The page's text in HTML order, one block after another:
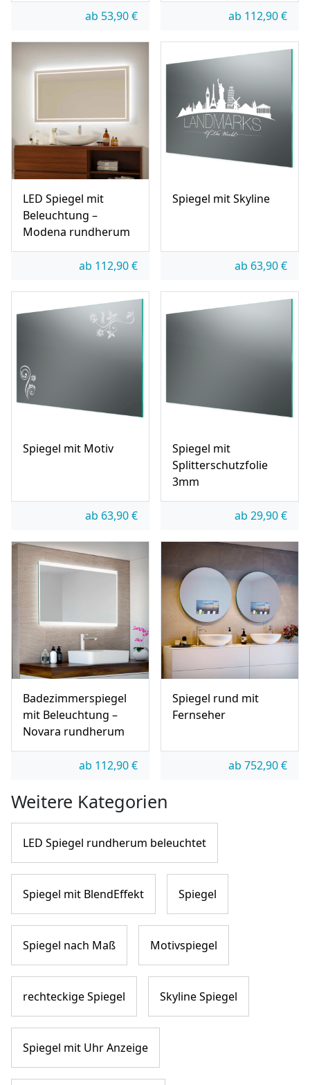
ab 53,90€ ab 112,90€
LED Spiegel mit
Beleuchtung –
Modena rundherum
ab 112,90€
Spiegel mit Skyline
ab 63,90€
Spiegel mit Motiv
ab 63,90€
Spiegel mit
Splitterschutzfolie
3mm
ab 29,90€
Badezimmerspiegel
mit Beleuchtung –
Novara rundherum
ab 112,90€
Spiegel rund mit
Fernseher
ab 752,90€
Weitere Kategorien
LED Spiegel rundherum beleuchtet
Spiegel mit BlendEffekt Spiegel
Spiegel nach Maß Motivspiegel
rechteckige Spiegel Skyline Spiegel
Spiegel mit Uhr Anzeige